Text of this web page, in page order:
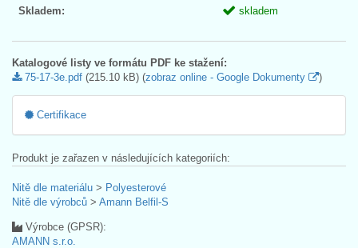
Skladem: skladem
Katalogové listy ve formátu PDF ke stažení:
75-17-3e.pdf (215.10 kB) (zobraz online - Google Dokumenty )
Certifikace
Produkt je zařazen v následujících kategoriích:
Nitě dle materiálu > Polyesterové
Nitě dle výrobců > Amann Belfil-S
Výrobce (GPSR):
AMANN s.r.o.